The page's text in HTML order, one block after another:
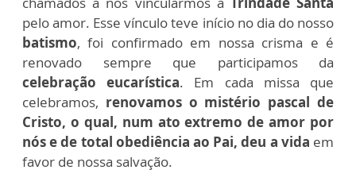
pelo amor. Esse vínculo teve início no dia do nosso
batismo, foi confirmado em nossa crisma e é
renovado sempre que participamos da
celebração eucarística. Em cada missa que
celebramos, renovamos o mistério pascal de
Cristo, o qual, num ato extremo de amor por
nós e de total obediência ao Pai, deu a vida em
favor de nossa salvação.